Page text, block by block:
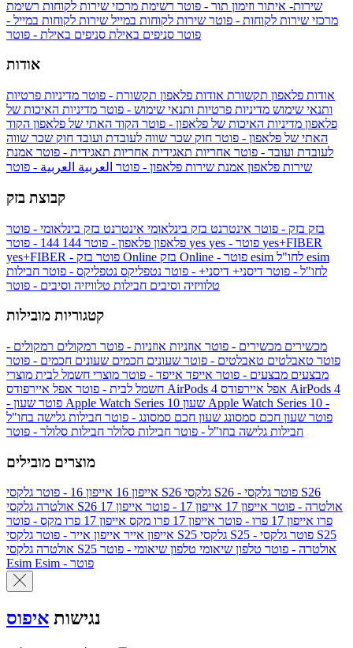
שירות- איתור וזימון תור - פוטר רשימת מרכזי שירות לקוחות רשימת
מרכזי שירות לקוחות - פוטר שירות לקוחות במייל שירות לקוחות במייל -
פוטר סניפים באילת סניפים באילת - פוטר
אודות
אודות פלאפון תקשורת אודות פלאפון תקשורת - פוטר מדיניות פרטיות
ותנאי שימוש מדיניות פרטיות ותנאי שימוש - פוטר מדיניות האיכות של
פלאפון מדיניות האיכות של פלאפון - פוטר הקוד האתי של פלאפון הקוד
האתי של פלאפון - פוטר חוק שכר שווה לעובדת ועובד חוק שכר שווה
לעובדת ועובד - פוטר אחריות תאגידית אחריות תאגידית - פוטר אמנת
שירות פלאפון אמנת שירות פלאפון - פוטר العربية العربية - פוטר
קבוצת בזק
בזק בזק - פוטר אינטרנט בזק בינלאומי אינטרנט בזק בינלאומי - פוטר
פלאפון פלאפון - פוטר 144 yes
yes+FIBER
yes+FIBER - פוטר בזק Online
esim
לחו"ל - פוטר דיסני+ דיסני+ - פוטר נטפליקס נטפליקס - פוטר חבילות
טלוויזיה וסיבים חבילות טלוויזיה וסיבים - פוטר
קטגוריות מובילות
מכשירים מכשירים - פוטר אוזניות אוזניות - פוטר רמקולים רמקולים -
פוטר טאבלטים טאבלטים - פוטר שעונים חכמים שעונים חכמים - פוטר
מבצעים מבצעים - פוטר אייפד אייפד - פוטר מוצרי חשמל לבית מוצרי
חשמל לבית - פוטר אפל איירפודס AirPods 4 אפל איירפודס AirPods 4
- פוטר שעון Apple Watch Series 10 שעון Apple Watch Series 10 -
פוטר שעון חכם סמסונג שעון חכם סמסונג - פוטר חבילות גלישה בחו"ל
חבילות גלישה בחו"ל - פוטר חבילות סלולר חבילות סלולר - פוטר
מוצרים מובילים
אייפון 16 אייפון 16 - פוטר גלקסי S26 גלקסי S26 - פוטר גלקסי S26
אולטרה
גלקסי S26 אולטרה - פוטר אייפון 17 אייפון 17 - פוטר
אייפון 17
פרו אייפון 17 פרו - פוטר אייפון 17 פרו מקס
אייפון 17 פרו מקס - פוטר
אייפון אייר אייפון אייר - פוטר גלקסי S25 גלקסי S25 - פוטר גלקסי S25
אולטרה
גלקסי S25 אולטרה - פוטר טלפון שיאומי טלפון שיאומי - פוטר
Esim
Esim - פוטר
נגישות איפוס